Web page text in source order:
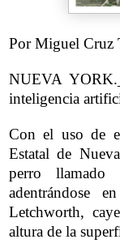
Por Miguel Cruz
NUEVA
inteligencia
Con el uso de
Estatal de
perro llamado
adentrándose
Letchworth,
altura de la